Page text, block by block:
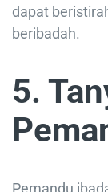
dapat
beribadah.
5.
Pemandu